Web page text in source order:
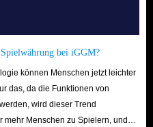
bei iGGM?
können Menschen jetzt leichter
das, da die Funktionen von
wird dieser Trend
mehr Menschen zu Spielern, und